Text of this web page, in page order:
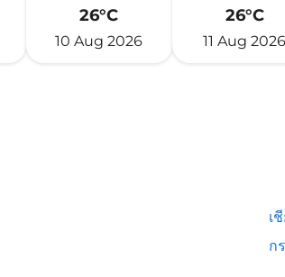
26°C
10 Aug 2026
26°C
11 Aug 2026
เ
ก